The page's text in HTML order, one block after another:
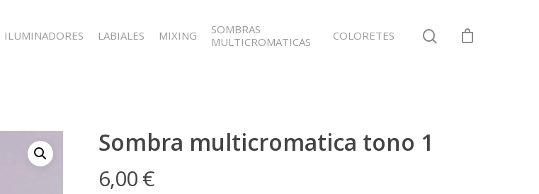
ILUMINADORES LABIALES MIXING
SOMBRAS
MULTICROMATICAS
COLORETES
Sombra multicromatica tono 1
6,00€